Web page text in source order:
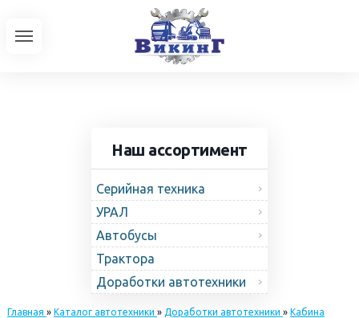
Наш ассортимент
Серийная техника
УРАЛ
Автобусы
Трактора
Доработки автотехники
Главная » Каталог автотехники » Доработки автотехники » Кабина